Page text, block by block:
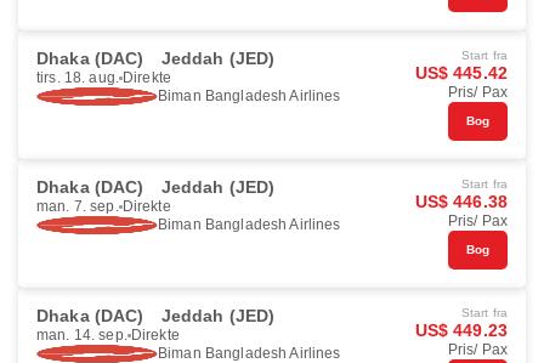
Dhaka (DAC) Jeddah (JED)
tirs. 18. aug. Direkte
Biman Bangladesh Airlines
Start fra
US$ 445.42
Pris/ Pax
Bog
Dhaka (DAC) Jeddah (JED)
man. 7. sep. Direkte
Biman Bangladesh Airlines
Start fra
US$ 446.38
Pris/ Pax
Bog
Dhaka (DAC) Jeddah (JED)
man. 14. sep. Direkte
Biman Bangladesh Airlines
Start fra
US$ 449.23
Pris/ Pax